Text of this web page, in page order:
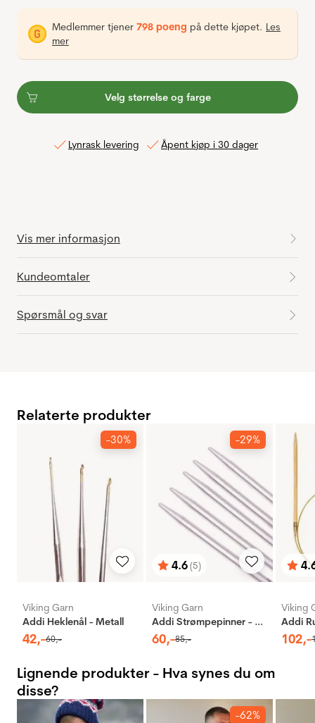
Medlemmer tjener 798 poeng på dette kjøpet. Les
mer
Velg størrelse og farge
Lynrask levering Åpent kjøp i 30 dager
Vis mer informasjon
Kundeomtaler
Spørsmål og svar
Relaterte produkter
-30%
Viking Garn
Addi Heklenål - Metall
42,-60,-
-29%
Karakter:
4.6(5)
av 5 mulige
Viking Garn
Addi Strømpepinner - Aluminium
60,-85,-
av 5
Viking
102,-
Lignende produkter - Hva synes du om
disse?
-62%